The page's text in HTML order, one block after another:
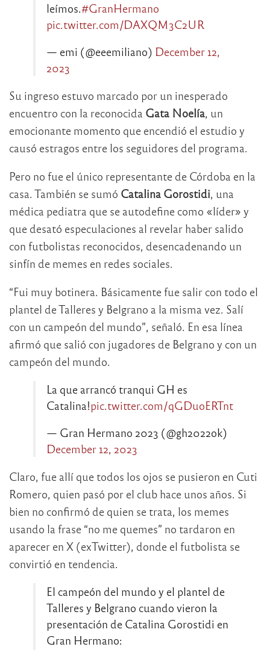
leímos.#GranHermano
pic.twitter.com/DAXQM3C2UR
— emi (@eeemiliano) December 12,
2023
Su ingreso estuvo marcado por un inesperado
encuentro con la reconocida Gata Noelía, un
emocionante momento que encendió el estudio y
causó estragos entre los seguidores del programa.
Pero no fue el único representante de Córdoba en la
casa. También se sumó Catalina Gorostidi, una
médica pediatra que se autodefine como «líder» y
que desató especulaciones al revelar haber salido
con futbolistas reconocidos, desencadenando un
sinfín de memes en redes sociales.
“Fui muy botinera. Básicamente fue salir con todo el
plantel de Talleres y Belgrano a la misma vez. Salí
con un campeón del mundo”, señaló. En esa línea
afirmó que salió con jugadores de Belgrano y con un
campeón del mundo.
La que arrancó tranqui GH es
Catalina!pic.twitter.com/qGDuoERTnt
— Gran Hermano 2023 (@gh2022ok)
December 12, 2023
Claro, fue allí que todos los ojos se pusieron en Cuti
Romero, quien pasó por el club hace unos años. Si
bien no confirmó de quien se trata, los memes
usando la frase “no me quemes” no tardaron en
aparecer en X (exTwitter), donde el futbolista se
convirtió en tendencia.
El campeón del mundo y el plantel de
Talleres y Belgrano cuando vieron la
presentación de Catalina Gorostidi en
Gran Hermano: